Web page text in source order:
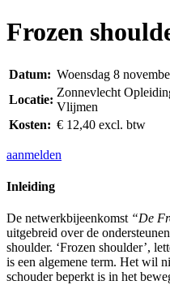
Frozen
Datum: Woensdag 8
Locatie:
Zonnevlecht
Vlijmen
Kosten: € 12,40 excl. btw
aanmelden
Inleiding
De netwerkbijeenkomst “De
uitgebreid over de
shoulder. ‘Frozen shoulder’,
is een algemene term. Het wil
schouder beperkt is in het